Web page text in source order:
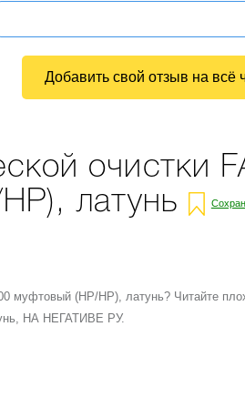
очистки
латунь
муфтовый (НР/НР), латунь? Читайте
НА НЕГАТИВЕ РУ.
Добавить свой отзыв на всё